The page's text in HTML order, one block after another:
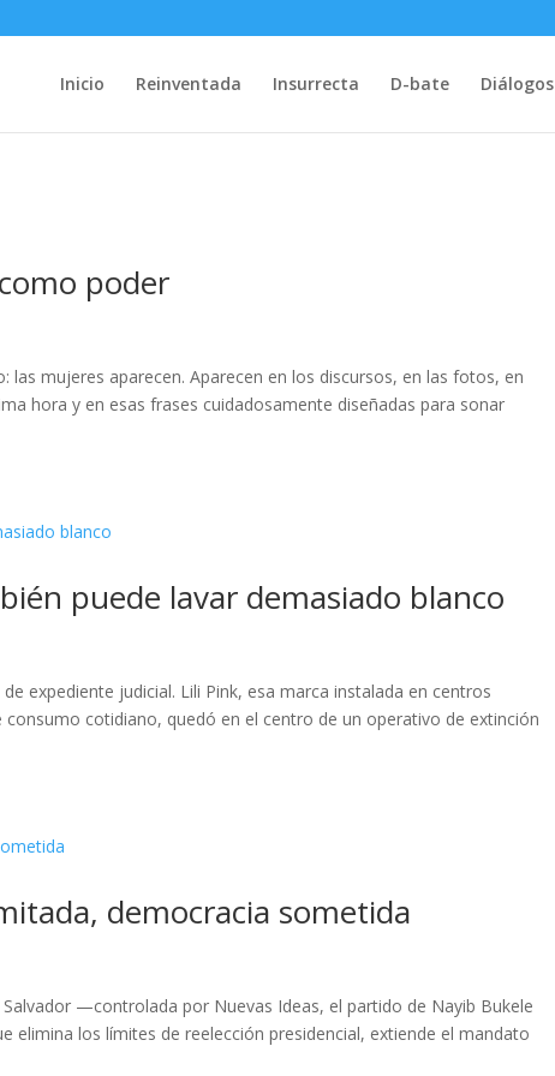
Inicio Reinventada Insurrecta D-bate Diálogos
poder
mujeres aparecen. Aparecen en los discursos, en las fotos, en
hora y en esas frases cuidadosamente diseñadas para sonar
puede lavar demasiado blanco
expediente judicial. Lili Pink, esa marca instalada en centros
cotidiano, quedó en el centro de un operativo de extinción
democracia sometida
—controlada por Nuevas Ideas, el partido de Nayib Bukele
los límites de reelección presidencial, extiende el mandato